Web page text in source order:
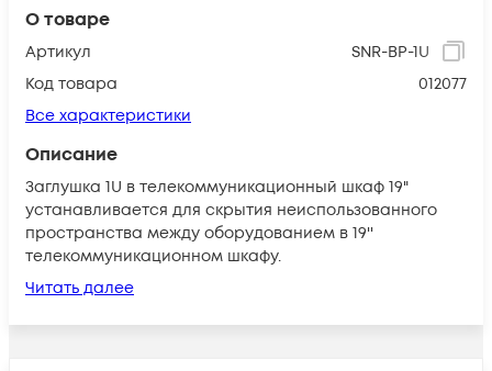
О товаре
Артикул
SNR-BP-1U
Код товара
012077
Все характеристики
Описание
Заглушка 1U в телекоммуникационный шкаф 19"
устанавливается для скрытия неиспользованного
пространства между оборудованием в 19''
телекоммуникационном шкафу.
Читать далее